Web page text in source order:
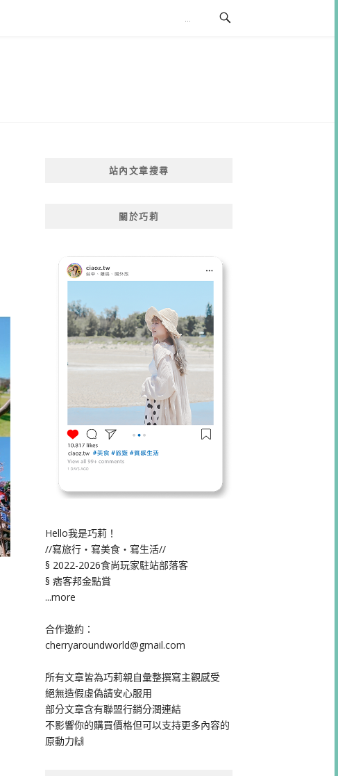
站內文章搜尋
關於巧莉
Hello我是巧莉！
//寫旅行・寫美食・寫生活//
§ 2022-2026食尚玩家駐站部落客
§ 痞客邦金點賞
...more
合作邀約：
cherryaroundworld@gmail.com
所有文章皆為巧莉親自彙整撰寫主觀感受
絕無造假虛偽請安心服用
部分文章含有聯盟行銷分潤連結
不影響你的購買價格但可以支持更多內容的
原動力🙌